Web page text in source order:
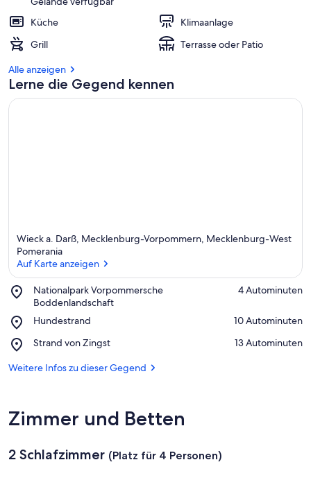
Küche
Klimaanlage
Grill
Terrasse oder Patio
Alle anzeigen
Lerne die Gegend kennen
Auf Karte anzeigen
Wieck a. Darß, Mecklenburg-Vorpommern, Mecklenburg-West
Pomerania
Auf Karte anzeigen
Nationalpark Vorpommersche
Boddenlandschaft
Place,
Nationalpark
Vorpommersche
Boddenlandschaft
‪4 Autominuten‬
Hundestrand
Place,
‪10 Autominuten‬
Strand von Zingst
Place,
von
‪13 Autominuten‬
Weitere Infos zu dieser Gegend
Zimmer und Betten
2 Schlafzimmer (Platz für 4 Personen)